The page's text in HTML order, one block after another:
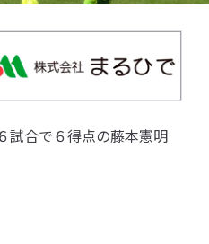
試合で６得点の藤本憲明